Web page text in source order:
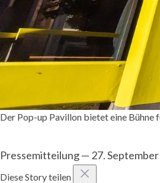
Der Pop-up Pavillon bietet eine
Pressemitteilung— 27.
Diese Story teilen